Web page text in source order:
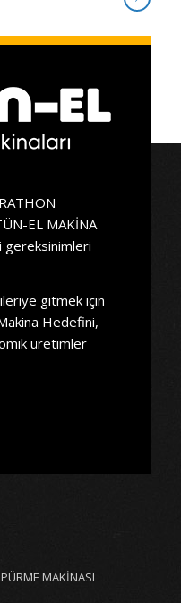
EL MAKİNA
gereksinimleri
gitmek için
Hedefini,
üretimler
MAKİNASI